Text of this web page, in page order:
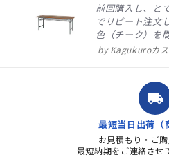
前回購入し、と
でリピート注文
色（チーク）を
ュラル」として
ました。商品到
質・使いやすさ
す。また、リピ
よろしくお...
Kagukuroカ
local_shipping
最短当日出荷（
お見積もり・ご
最短納期をご連絡させ